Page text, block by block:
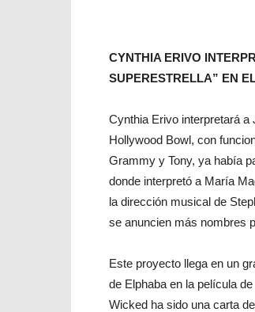
CYNTHIA ERIVO
SUPERESTRELLA” EN
Cynthia Erivo interpretará
Hollywood Bowl, con
Grammy y Tony, ya había
donde interpretó a María
la dirección musical de
se anuncien más nombres
Este proyecto llega en un
de Elphaba en la película
Wicked ha sido una carta